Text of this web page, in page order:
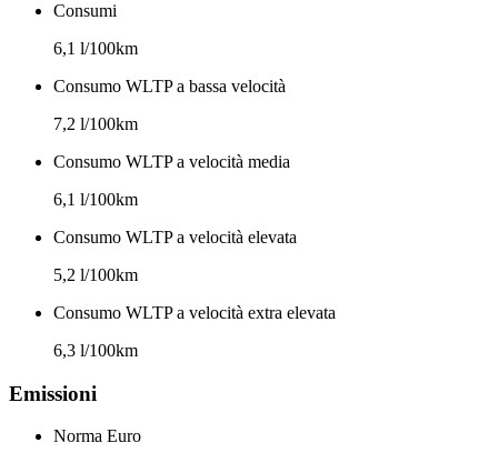
Consumi
6,1 l/100km
Consumo WLTP a bassa velocità
7,2 l/100km
Consumo WLTP a velocità media
6,1 l/100km
Consumo WLTP a velocità elevata
5,2 l/100km
Consumo WLTP a velocità extra elevata
6,3 l/100km
Emissioni
Norma Euro